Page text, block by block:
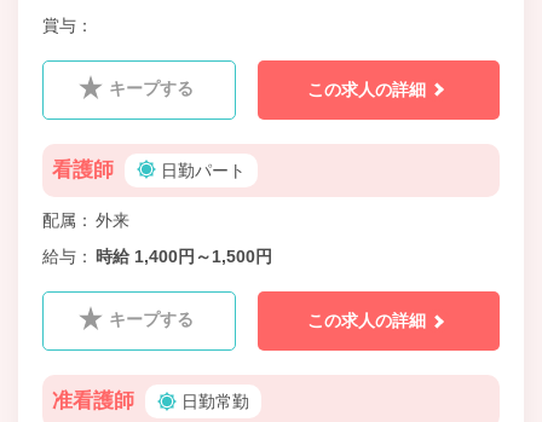
賞与
キープする この求人の詳細
看護師 日勤パート
配属
外来
給与
時給 1,400円～1,500円
キープする この求人の詳細
准看護師 日勤常勤